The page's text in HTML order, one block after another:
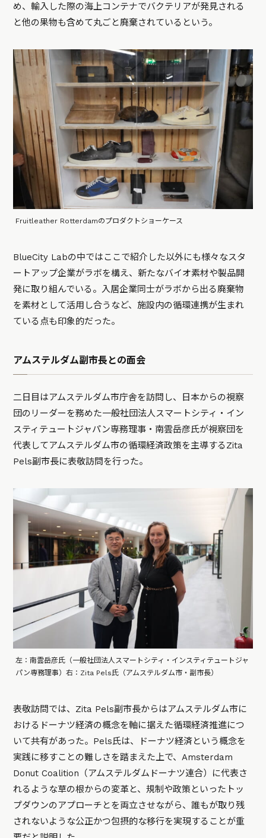
め、輸入した際の海上コンテナでバクテリアが発見される
と他の果物も含めて丸ごと廃棄されているという。
Fruitleather Rotterdamのプロダクトショーケース
BlueCity Labの中ではここで紹介した以外にも様々なスタ
ートアップ企業がラボを構え、新たなバイオ素材や製品開
発に取り組んでいる。入居企業同士がラボから出る廃棄物
を素材として活用し合うなど、施設内の循環連携が生まれ
ている点も印象的だった。
アムステルダム副市長との面会
二日目はアムステルダム市庁舎を訪問し、日本からの視察
団のリーダーを務めた一般社団法人スマートシティ・イン
スティテュートジャパン専務理事・南雲岳彦氏が視察団を
代表してアムステルダム市の循環経済政策を主導するZita
Pels副市長に表敬訪問を行った。
左：南雲岳彦氏（一般社団法人スマートシティ・インスティテュートジャ
パン専務理事）右：Zita Pels氏（アムステルダム市・副市長）
表敬訪問では、Zita Pels副市長からはアムステルダム市に
おけるドーナツ経済の概念を軸に据えた循環経済推進につ
いて共有があった。Pels氏は、ドーナツ経済という概念を
実践に移すことの難しさを踏まえた上で、Amsterdam
Donut Coalition（アムステルダムドーナツ連合）に代表さ
れるような草の根からの変革と、規制や政策といったトッ
プダウンのアプローチとを両立させながら、誰もが取り残
されないような公正かつ包摂的な移行を実現することが重